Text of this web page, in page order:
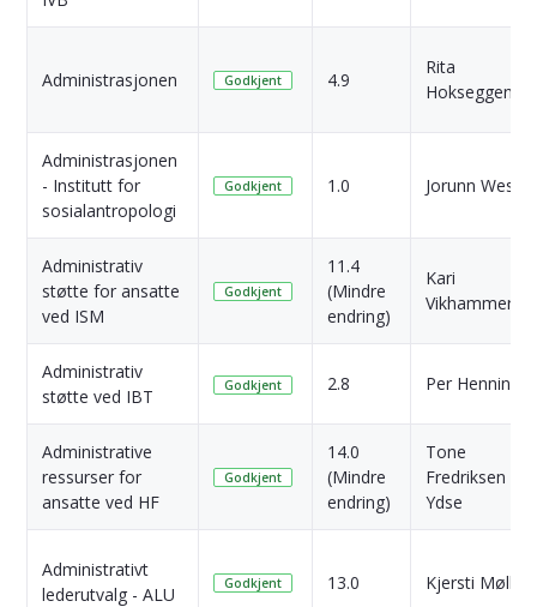
Administrasjonen Godkjent 4.9
Rita
Hokseggen
Administrasjonen
- Institutt for
sosialantropologi
Godkjent 1.0 Jorunn Wessel
Administrativ
støtte for ansatte
ved ISM
Godkjent
11.4
(Mindre
endring)
Kari
Administrativ
støtte ved IBT
Godkjent 2.8 Per Henning
Administrative
ressurser for
ansatte ved HF
Godkjent
14.0
(Mindre
endring)
Tone
Fredriksen
Ydse
Administrativt
lederutvalg - ALU
Godkjent 13.0 Kjersti Møller